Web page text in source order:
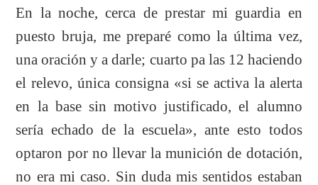
En la noche, cerca de prestar mi guardia en
puesto bruja, me preparé como la última vez,
una oración y a darle; cuarto pa las 12 haciendo
el relevo, única consigna «si se activa la alerta
en la base sin motivo justificado, el alumno
sería echado de la escuela», ante esto todos
optaron por no llevar la munición de dotación,
no era mi caso. Sin duda mis sentidos estaban